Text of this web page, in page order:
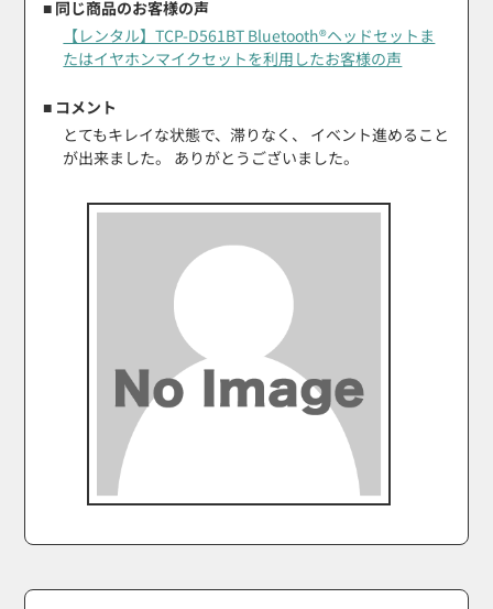
■ 同じ商品のお客様の声
【レンタル】TCP-D561BT Bluetooth®ヘッドセットま
たはイヤホンマイクセットを利用したお客様の声
■ コメント
とてもキレイな状態で、滞りなく、 イベント進めること
が出来ました。 ありがとうございました。